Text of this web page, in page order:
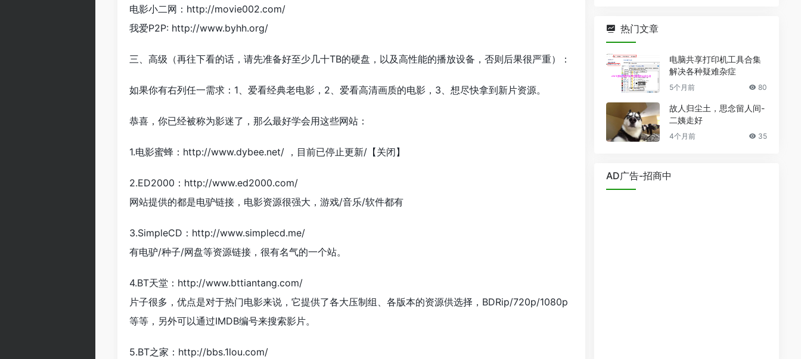
电影小二网：http://movie002.com/
我爱P2P: http://www.byhh.org/
三、高级（再往下看的话，请先准备好至少几十TB的硬盘，以及高性能的播放设备，否则后果很严重）：
如果你有右列任一需求：1、爱看经典老电影，2、爱看高清画质的电影，3、想尽快拿到新片资源。
恭喜，你已经被称为影迷了，那么最好学会用这些网站：
1.电影蜜蜂：http://www.dybee.net/ ，目前已停止更新/【关闭】
2.ED2000：http://www.ed2000.com/
网站提供的都是电驴链接，电影资源很强大，游戏/音乐/软件都有
3.SimpleCD：http://www.simplecd.me/
有电驴/种子/网盘等资源链接，很有名气的一个站。
4.BT天堂：http://www.bttiantang.com/
片子很多，优点是对于热门电影来说，它提供了各大压制组、各版本的资源供选择，BDRip/720p/1080p
等等，另外可以通过IMDB编号来搜索影片。
5.BT之家：http://bbs.1lou.com/
热门文章
电脑共享打印机工具合集
解决各种疑难杂症
5个月前 80
故人归尘土，思念留人间-
二姨走好
4个月前 35
AD广告-招商中